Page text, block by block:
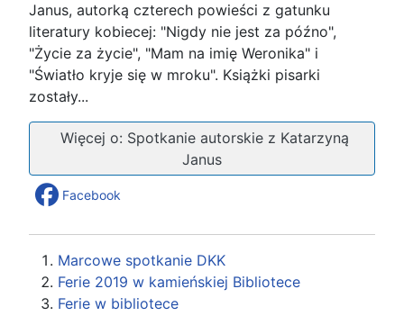
Janus, autorką czterech powieści z gatunku
literatury kobiecej: "Nigdy nie jest za późno",
"Życie za życie", "Mam na imię Weronika" i
"Światło kryje się w mroku". Książki pisarki
zostały...
Więcej o: Spotkanie autorskie z Katarzyną
Janus
Facebook
Marcowe spotkanie DKK
Ferie 2019 w kamieńskiej Bibliotece
Ferie w bibliotece